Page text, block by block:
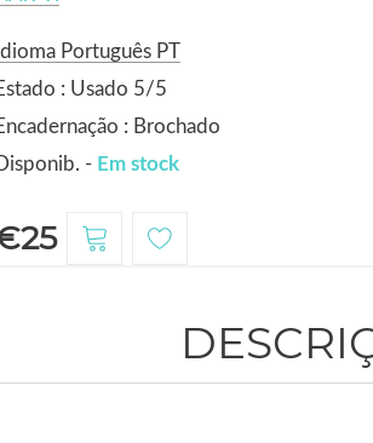
Idioma Português PT
: Usado 5/5
: Brochado
- Em stock